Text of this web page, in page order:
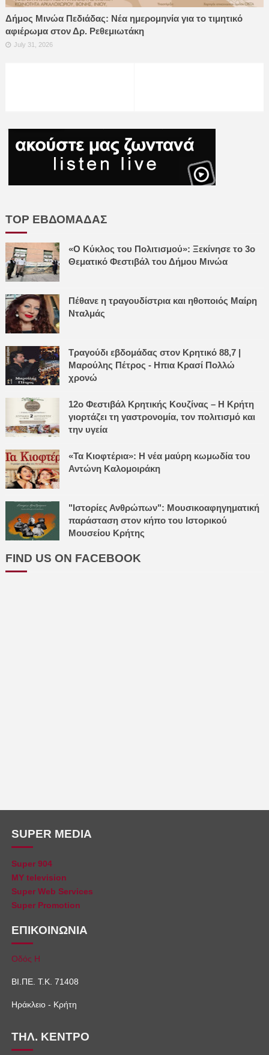
Δήμος Μινώα Πεδιάδας: Νέα ημερομηνία για το τιμητικό
αφιέρωμα στον Δρ. Ρεθεμιωτάκη
July 31, 2026
TOP ΕΒΔΟΜΑΔΑΣ
«Ο Κύκλος του Πολιτισμού»: Ξεκίνησε το 3ο
Θεματικό Φεστιβάλ του Δήμου Μινώα
Πέθανε η τραγουδίστρια και ηθοποιός Μαίρη
Νταλμάς
Τραγούδι εβδομάδας στον Κρητικό 88,7 |
Μαρούλης Πέτρος - Ηπια Κρασί Πολλώ
χρονώ
12ο Φεστιβάλ Κρητικής Κουζίνας – Η Κρήτη
γιορτάζει τη γαστρονομία, τον πολιτισμό και
την υγεία
«Τα Κιοφτέρια»: Η νέα μαύρη κωμωδία του
Αντώνη Καλομοιράκη
"Ιστορίες Ανθρώπων": Μουσικοαφηγηματική
παράσταση στον κήπο του Ιστορικού
Μουσείου Κρήτης
FIND US ON FACEBOOK
SUPER MEDIA
Super 904
MY television
Super Web Services
Super Promotion
ΕΠΙΚΟΙΝΩΝΙΑ
Οδός Η
ΒΙ.ΠΕ. Τ.Κ. 71408
Ηράκλειο - Κρήτη
ΤΗΛ. ΚΕΝΤΡΟ